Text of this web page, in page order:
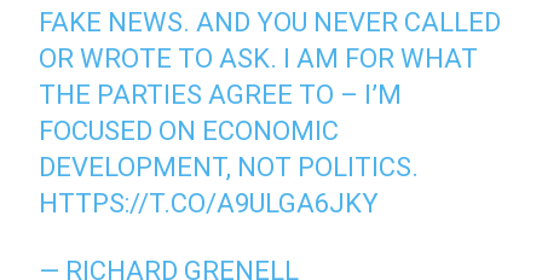
FAKE NEWS. AND YOU NEVER CALLED
OR WROTE TO ASK. I AM FOR WHAT
THE PARTIES AGREE TO – I’M
FOCUSED ON ECONOMIC
DEVELOPMENT, NOT POLITICS.
HTTPS://T.CO/A9ULGA6JKY
— RICHARD GRENELL